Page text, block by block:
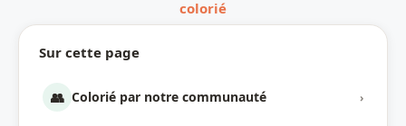
Sur cette page
👥 Colorié par notre communauté ›
colorié